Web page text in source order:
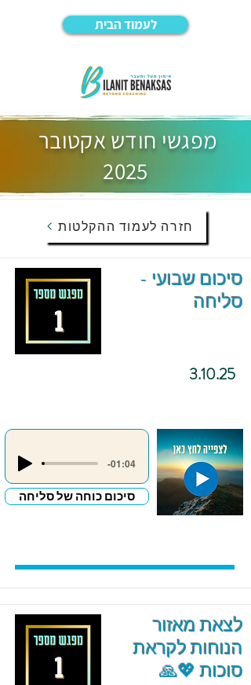
לעמוד הבית
מפגשי חודש אקטובר
2025
חזרה לעמוד ההקלטות
סיכום שבועי -
סליחה
3.10.25
-01:04
סיכום כוחה של סליחה
לצאת מאזור
הנוחות לקראת
סוכות 💖🙏